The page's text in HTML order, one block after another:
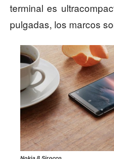
terminal es
pulgadas, los marcos